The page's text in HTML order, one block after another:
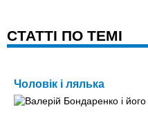
CТАТТІ ПО ТЕМІ
Чоловiк i лялька